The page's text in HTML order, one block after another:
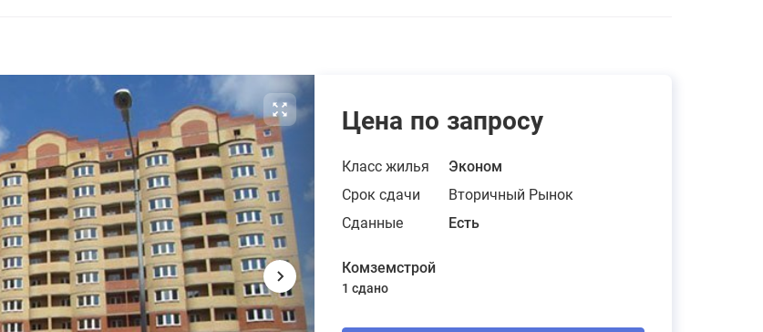
Цена по запросу
Класс жилья
Эконом
Срок сдачи
Вторичный Рынок
Сданные
Есть
Комземстрой
1 сдано